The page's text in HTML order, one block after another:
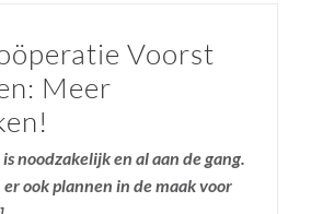
Voorst
Meer
noodzakelijk en al aan de gang.
ook plannen in de maak voor